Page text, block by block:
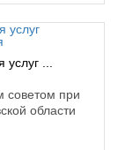
...
советом при
области